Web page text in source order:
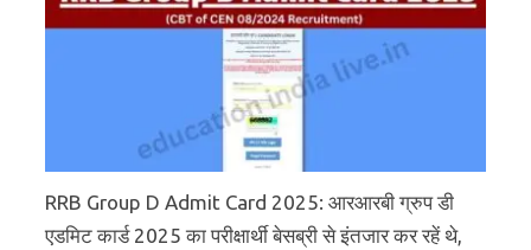
RRB Group D Admit Card 2025: आरआरबी ग्रुप डी
एडमिट कार्ड 2025 का परीक्षार्थी बेसब्री से इंतजार कर रहें थे,